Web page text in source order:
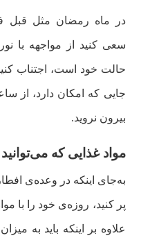
در ماه رمضان مثل قبل
سعی کنید از مواجهه با
حالت خود است، اجتناب
بیرون نروید.
مواد غذایی که
به‌جای اینکه در وعده‌ی
پر کنید، روزه‌ی خود را با
علاوه بر اینکه باید به